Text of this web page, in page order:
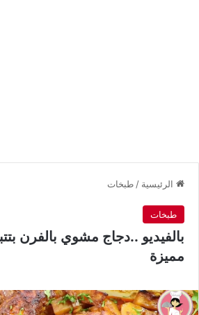
الرئيسية / طبخات
طبخات
بالفيديو ..دجاج مشوي بالفرن
مميزة